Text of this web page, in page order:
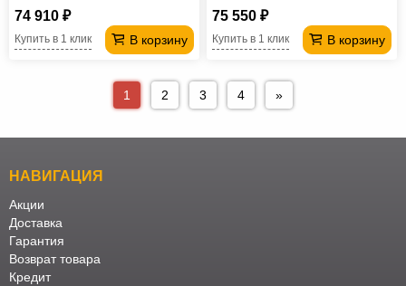
74 910 ₽
В корзину
Купить в 1 клик
75 550 ₽
В корзину
Купить в 1 клик
1 2 3 4 »
НАВИГАЦИЯ
Акции
Доставка
Гарантия
Возврат товара
Кредит